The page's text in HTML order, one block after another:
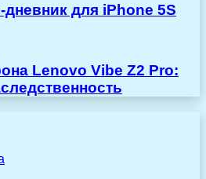
для iPhone 5S
Lenovo Vibe Z2 Pro: